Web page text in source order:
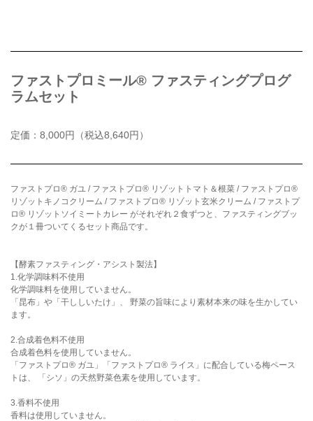
ファストプロミール® ファスティングプログ
ラムセット
定価：8,000円（税込8,640円）
ファストプロ® ガユ / ファストプロ® リゾットトマト＆根菜 / ファストプロ®
リゾットキノコクリーム / ファストプロ® リゾット玄米クリーム / ファストプ
ロ® リゾットソイミートカレー がそれぞれ２食ずつと、ファスティングブッ
クが１冊ついてくるセット商品です。
【酵素ファスティング・アシスト製法】
1.化学調味料不使用
化学調味料を使用していません。
「昆布」や「干ししいたけ」、 野菜の旨味により素材本来の味を生かしてい
ます。
2.合成着色料不使用
合成着色料を使用していません。
「ファストプロ® ガユ」「ファストプロ® ライス」に配合している梅ペース
トは、 「シソ」の天然野菜色素を使用しています。
3.香料不使用
香料は使用していません。